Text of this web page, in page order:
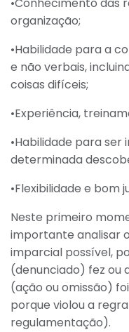
•Conhecimento das
organização;
•Habilidade para a
e não verbais,
coisas difíceis;
•Experiência,
•Habilidade para
determinada
•Flexibilidade e bom
Neste primeiro
importante analisar
imparcial possível,
(denunciado) fez ou
(ação ou omissão)
porque violou a
regulamentação).